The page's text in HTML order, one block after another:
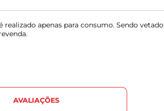
realizado apenas para consumo. Sendo vetado
AVALIAÇÕES